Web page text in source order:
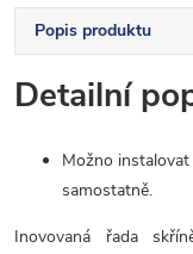
Popis produktu
Detailní
Možno
samostatně.
Inovovaná řada